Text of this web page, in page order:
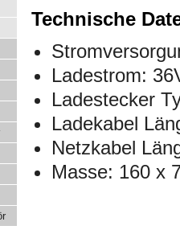
Technische
Ladestrom:
Ladestecker
Ladekabel
Netzkabel
Masse: 160 x